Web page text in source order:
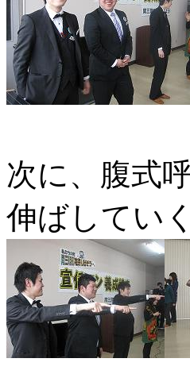
次に、腹式
伸ばしてい